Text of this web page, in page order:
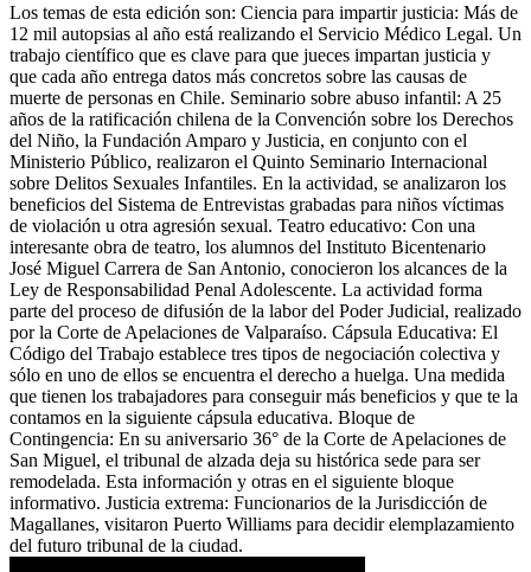
Los temas de esta edición son: Ciencia para impartir justicia: Más de
12 mil autopsias al año está realizando el Servicio Médico Legal. Un
trabajo científico que es clave para que jueces impartan justicia y
que cada año entrega datos más concretos sobre las causas de
muerte de personas en Chile. Seminario sobre abuso infantil: A 25
años de la ratificación chilena de la Convención sobre los Derechos
del Niño, la Fundación Amparo y Justicia, en conjunto con el
Ministerio Público, realizaron el Quinto Seminario Internacional
sobre Delitos Sexuales Infantiles. En la actividad, se analizaron los
beneficios del Sistema de Entrevistas grabadas para niños víctimas
de violación u otra agresión sexual. Teatro educativo: Con una
interesante obra de teatro, los alumnos del Instituto Bicentenario
José Miguel Carrera de San Antonio, conocieron los alcances de la
Ley de Responsabilidad Penal Adolescente. La actividad forma
parte del proceso de difusión de la labor del Poder Judicial, realizado
por la Corte de Apelaciones de Valparaíso. Cápsula Educativa: El
Código del Trabajo establece tres tipos de negociación colectiva y
sólo en uno de ellos se encuentra el derecho a huelga. Una medida
que tienen los trabajadores para conseguir más beneficios y que te la
contamos en la siguiente cápsula educativa. Bloque de
Contingencia: En su aniversario 36° de la Corte de Apelaciones de
San Miguel, el tribunal de alzada deja su histórica sede para ser
remodelada. Esta información y otras en el siguiente bloque
informativo. Justicia extrema: Funcionarios de la Jurisdicción de
Magallanes, visitaron Puerto Williams para decidir elemplazamiento
del futuro tribunal de la ciudad.